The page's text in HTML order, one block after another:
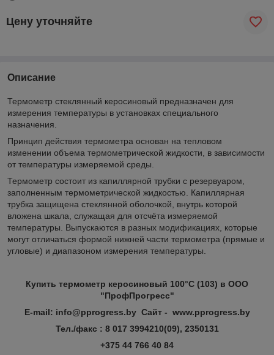
Цену уточняйте
Описание
Термометр стеклянный керосиновый предназначен для
измерения температуры в установках специального
назначения.
Принцип действия термометра основан на тепловом
изменении объема термометрической жидкости, в зависимости
от температуры измеряемой среды.
Термометр состоит из капиллярной трубки с резервуаром,
заполненным термометрической жидкостью. Капиллярная
трубка защищена стеклянной оболочкой, внутрь которой
вложена шкала, служащая для отсчёта измеряемой
температуры. Выпускаются в разных модификациях, которые
могут отличаться формой нижней части термометра (прямые и
угловые) и диапазоном измерения температуры.
Купить термометр керосиновый 100°C (103) в ООО
"ПрофПрогресс"
E-mail: info@pprogress.by Сайт - www.pprogress.by
Тел./факс : 8 017 3994210(09), 2350131
+375 44 766 40 84